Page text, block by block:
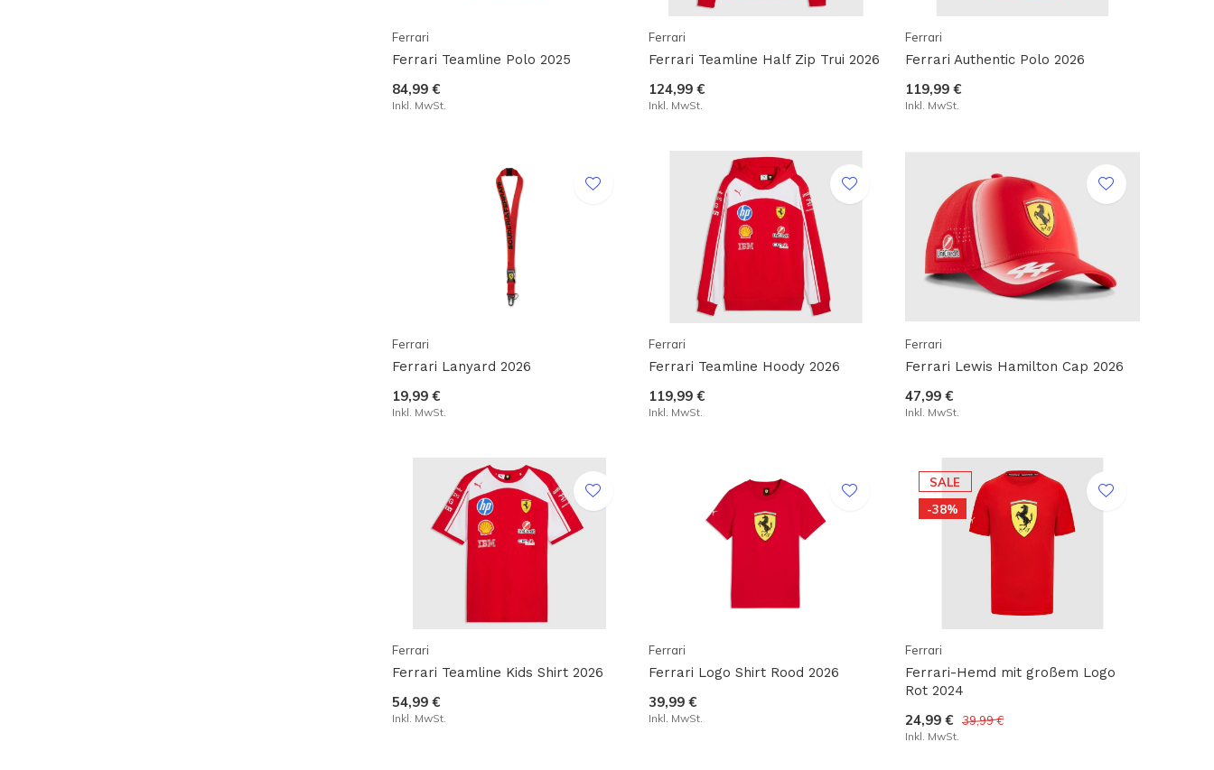
Ferrari
Ferrari Teamline Polo 2025
84,99 €
Inkl. MwSt.
Ferrari
Ferrari Teamline Half Zip Trui 2026
124,99 €
Inkl. MwSt.
Ferrari
Ferrari Authentic Polo 2026
119,99 €
Inkl. MwSt.
Ferrari
Ferrari Lanyard 2026
19,99 €
Inkl. MwSt.
Ferrari
Ferrari Teamline Hoody 2026
119,99 €
Inkl. MwSt.
Ferrari
Ferrari Lewis Hamilton Cap 2026
47,99 €
Inkl. MwSt.
Ferrari
Ferrari Teamline Kids Shirt 2026
54,99 €
Inkl. MwSt.
Ferrari
Ferrari Logo Shirt Rood 2026
39,99 €
Inkl. MwSt.
SALE
-38%
Ferrari
Ferrari-Hemd mit großem Logo
Rot 2024
24,99 € 39,99 €
Inkl. MwSt.